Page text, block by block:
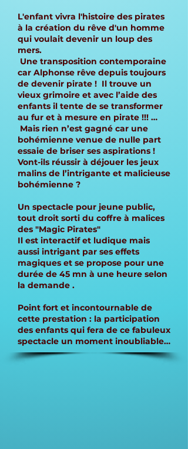
L'enfant vivra l'histoire des pirates
à la création du rêve d'un homme
qui voulait devenir un loup des
mers.
Une transposition contemporaine
car Alphonse rêve depuis toujours
de devenir pirate ! Il trouve un
vieux grimoire et avec l’aide des
enfants il tente de se transformer
au fur et à mesure en pirate !!! …
Mais rien n’est gagné car une
bohémienne venue de nulle part
essaie de briser ses aspirations !
Vont-ils réussir à déjouer les jeux
malins de l’intrigante et malicieuse
bohémienne ?
Un spectacle pour jeune public,
tout droit sorti du coffre à malices
des "Magic Pirates"
Il est interactif et ludique mais
aussi intrigant par ses effets
magiques et se propose pour une
durée de 45 mn à une heure selon
la demande .
Point fort et incontournable de
cette prestation : la participation
des enfants qui fera de ce fabuleux
spectacle un moment inoubliable…